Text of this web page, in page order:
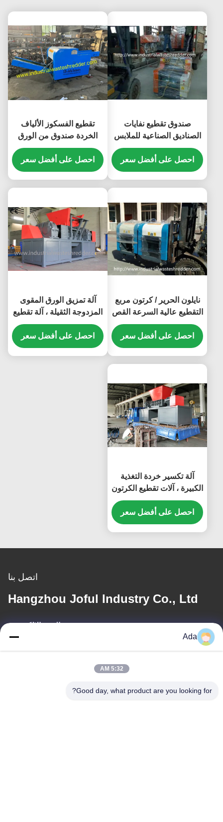
صندوق تقطيع نفايات
الصناديق الصناعية للملابس
القديمة الفضفاضة /
المكشوفة
احصل على أفضل سعر
تقطيع الفسكوز الألياف
الخردة صندوق من الورق
المقوى مع تدوير السكين
الملتوية
احصل على أفضل سعر
نايلون الحرير / كرتون مربع
التقطيع عالية السرعة القص
القدرة للتخصيص
احصل على أفضل سعر
آلة تمزيق الورق المقوى
المزدوجة الثقيلة ، آلة تقطيع
الكرتون المقوى
احصل على أفضل سعر
آلة تكسير خردة التغذية
الكبيرة ، آلات تقطيع الكرتون
الصناعية
احصل على أفضل سعر
اتصل بنا
Hangzhou Joful Industry Co., Ltd
البريد الإلكتروني
Ada
5:32 AM
Good day, what product are you looking for?